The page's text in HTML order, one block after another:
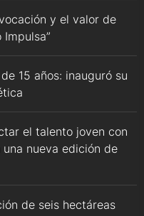
y el valor de
15 años: inauguró su
el talento joven con
nueva edición de
de seis hectáreas